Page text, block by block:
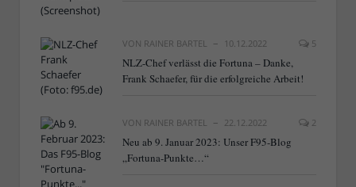
VON RAINER BARTEL 10.12.2022 5
NLZ-Chef verlässt die Fortuna – Danke,
Frank Schaefer, für die erfolgreiche Arbeit!
VON RAINER BARTEL 22.12.2022 2
Neu ab 9. Januar 2023: Unser F95-Blog
„Fortuna-Punkte…“